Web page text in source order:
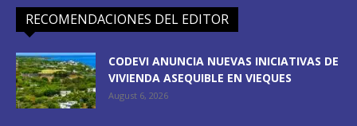
RECOMENDACIONES DEL EDITOR
CODEVI ANUNCIA NUEVAS INICIATIVAS DE
VIVIENDA ASEQUIBLE EN VIEQUES
August 6, 2026